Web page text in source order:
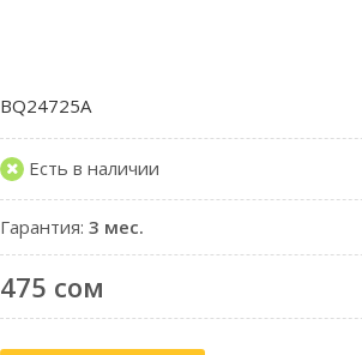
BQ24725A
Есть в наличии
Гарантия:3 мес.
475 сом